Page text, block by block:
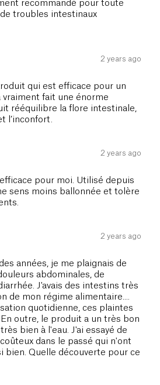
recommandé pour toute
troubles intestinaux
2 years ago
qui est efficace pour un
vraiment fait une énorme
rééquilibre la flore intestinale,
l’inconfort.
2 years ago
pour moi. Utilisé depuis
sens moins ballonnée et tolère
2 years ago
années, je me plaignais de
abdominales, de
J'avais des intestins très
de mon régime alimentaire....
quotidienne, ces plaintes
outre, le produit a un très bon
bien à l'eau. J'ai essayé de
dans le passé qui n'ont
bien. Quelle découverte pour ce